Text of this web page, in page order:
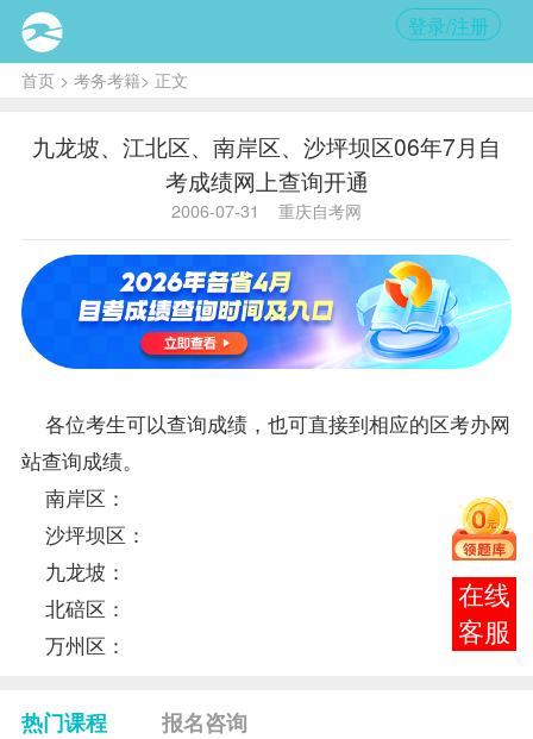
登录/注册
首页> 考务考籍> 正文
九龙坡、江北区、南岸区、沙坪坝区06年7月自
考成绩网上查询开通
2006-07-31 重庆自考网
各位考生可以查询成绩，也可直接到相应的区考办网
站查询成绩。
南岸区：
沙坪坝区：
九龙坡：
北碚区：
万州区：
热门课程 报名咨询
报考
咨询